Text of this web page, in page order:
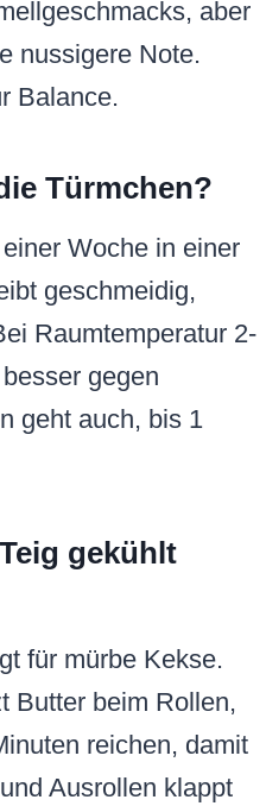
aber
nussigere Note.
Balance.
Türmchen?
Woche in einer
geschmeidig,
Raumtemperatur 2-
gegen
geht auch, bis 1
gekühlt
für mürbe Kekse.
Butter beim Rollen,
reichen, damit
Ausrollen klappt